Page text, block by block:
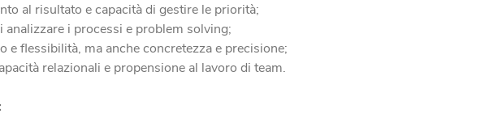
al risultato e capacità di gestire le priorità;
analizzare i processi e problem solving;
e flessibilità, ma anche concretezza e precisione;
relazionali e propensione al lavoro di team.